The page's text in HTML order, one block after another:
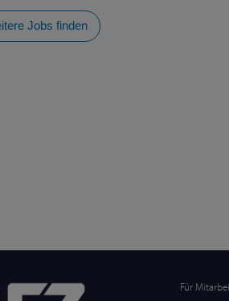
Jobs finden
Für